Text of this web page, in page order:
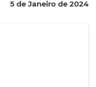
5 de Janeiro de 2024